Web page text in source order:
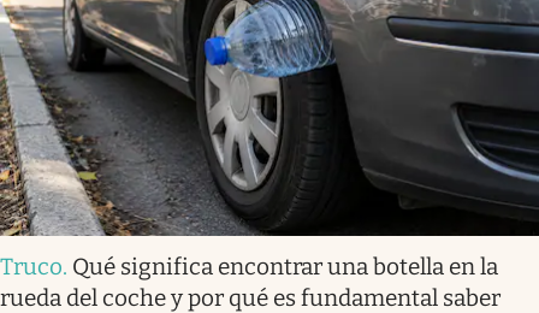
Truco. Qué significa encontrar una botella en la
rueda del coche y por qué es fundamental saber